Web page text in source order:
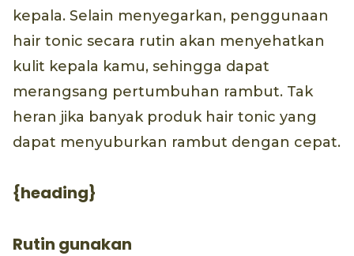
kepala. Selain menyegarkan, penggunaan
hair tonic secara rutin akan menyehatkan
kulit kepala kamu, sehingga dapat
merangsang pertumbuhan rambut. Tak
heran jika banyak produk hair tonic yang
dapat menyuburkan rambut dengan cepat.
{heading}
Rutin gunakan